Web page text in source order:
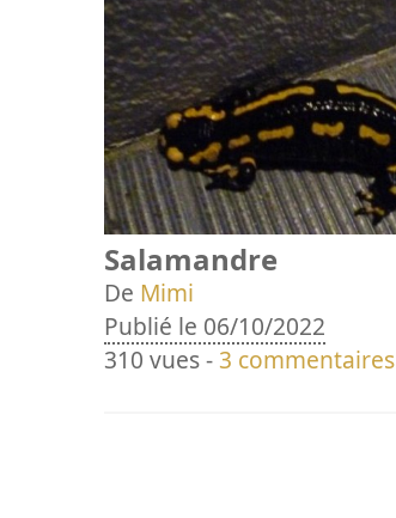
Salamandre
De Mimi
Publié le 06/10/2022
310 vues -3 commentaires